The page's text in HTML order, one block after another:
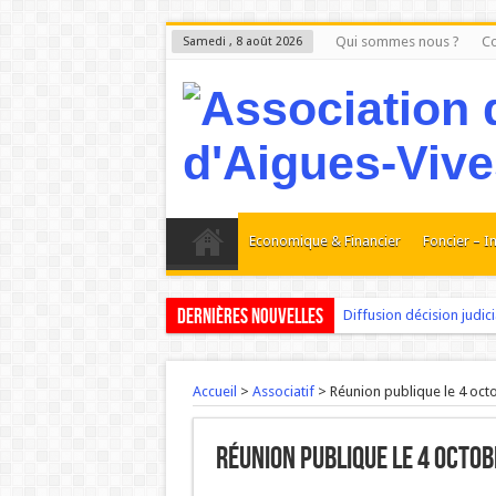
Samedi , 8 août 2026 Qui sommes nous ?
Economique & Financier Foncier –
Dernières nouvelles Diffusion décision
Madame PRADEILLE
AIGUES-VIVES : Les
Aigues-Vives : Les
Accueil > Associatif> Réunion publique le 4
Réunion publique le 4